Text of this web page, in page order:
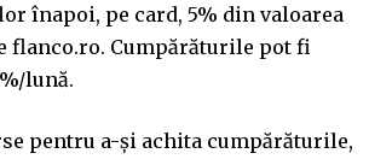
înapoi, pe card, 5% din valoarea
flanco.ro. Cumpărăturile pot fi
lună.
pentru a-și achita cumpărăturile,